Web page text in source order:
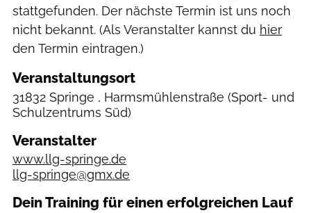
stattgefunden. Der nächste Termin ist uns noch
nicht bekannt. (Als Veranstalter kannst du hier
den Termin eintragen.)
Veranstaltungsort
31832 Springe , Harmsmühlenstraße (Sport- und
Schulzentrums Süd)
Veranstalter
www.llg-springe.de
llg-springe@gmx.de
Dein Training für einen erfolgreichen Lauf